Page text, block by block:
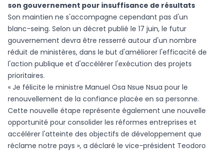
son gouvernement pour insuffisance de résultats
Son maintien ne s'accompagne cependant pas d'un
blanc-seing. Selon un décret publié le 17 juin, le futur
gouvernement devra être resserré autour d'un nombre
réduit de ministères, dans le but d'améliorer l'efficacité de
l'action publique et d'accélérer l'exécution des projets
prioritaires.
« Je félicite le ministre Manuel Osa Nsue Nsua pour le
renouvellement de la confiance placée en sa personne.
Cette nouvelle étape représente également une nouvelle
opportunité pour consolider les réformes entreprises et
accélérer l'atteinte des objectifs de développement que
réclame notre pays », a déclaré le vice-président Teodoro